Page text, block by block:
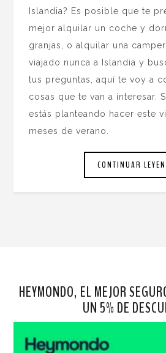
Islandia? Es posible que te
mejor alquilar un coche y
granjas, o alquilar una
viajado nunca a Islandia y
tus preguntas, aquí te voy a
cosas que te van a interesar.
estás planteando hacer este
meses de verano.
CONTINUAR
HEYMONDO, EL MEJOR
UN 5% DE